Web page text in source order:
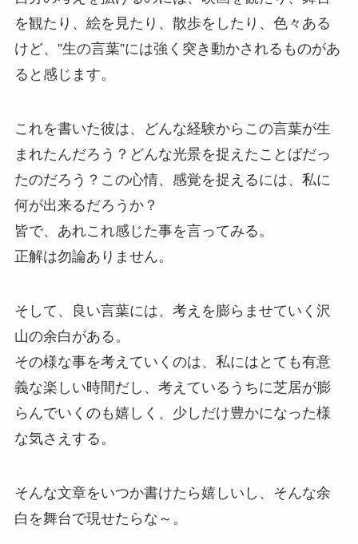
を観たり、絵を見たり、散歩をしたり、色々ある
けど、”生の言葉”には強く突き動かされるものがあ
ると感じます。
これを書いた彼は、どんな経験からこの言葉が生
まれたんだろう？どんな光景を捉えたことばだっ
たのだろう？この心情、感覚を捉えるには、私に
何が出来るだろうか？
皆で、あれこれ感じた事を言ってみる。
正解は勿論ありません。
そして、良い言葉には、考えを膨らませていく沢
山の余白がある。
その様な事を考えていくのは、私にはとても有意
義な楽しい時間だし、考えているうちに芝居が膨
らんでいくのも嬉しく、少しだけ豊かになった様
な気さえする。
そんな文章をいつか書けたら嬉しいし、そんな余
白を舞台で現せたらな～。